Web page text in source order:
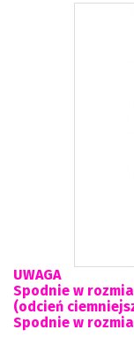
UWAGA
Spodnie w
(odcień
Spodnie w